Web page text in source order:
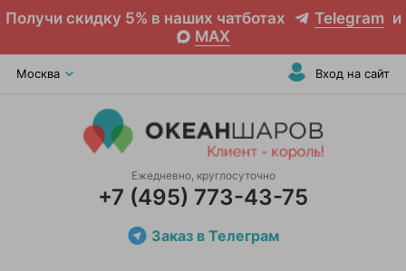
Получи скидку 5% в наших чатботах Telegram и
MAX
Москва Вход на сайт
Ежедневно, круглосуточно
+7 (495) 773-43-75
Заказ в Телеграм